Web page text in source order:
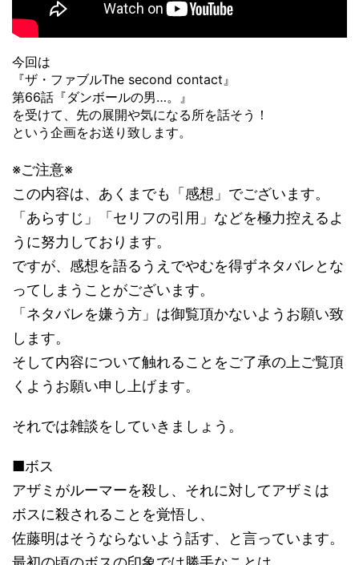
今回は
『ザ・ファブルThe second contact』
第66話『ダンボールの男…。』
を受けて、先の展開や気になる所を話そう！
という企画をお送り致します。
※ご注意※
この内容は、あくまでも「感想」でございます。
「あらすじ」「セリフの引用」などを極力控えるよ
うに努力しております。
ですが、感想を語るうえでやむを得ずネタバレとな
ってしまうことがございます。
「ネタバレを嫌う方」は御覧頂かないようお願い致
します。
そして内容について触れることをご了承の上ご覧頂
くようお願い申し上げます。
それでは雑談をしていきましょう。
■ボス
アザミがルーマーを殺し、それに対してアザミは
ボスに殺されることを覚悟し、
佐藤明はそうならないよう話す、と言っています。